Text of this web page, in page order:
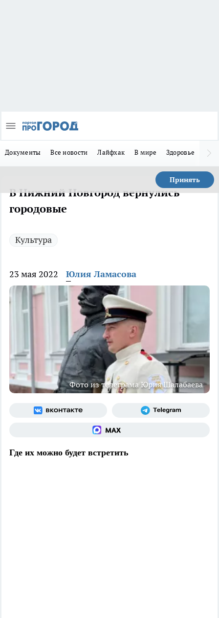
Документы Все новости Лайфхак В мире Здоровье
Принять
В Нижний Новгород вернулись
городовые
Культура
23 мая 2022 Юлия Ламасова
Фото из телеграма Юрия Шалабаева
Где их можно будет встретить